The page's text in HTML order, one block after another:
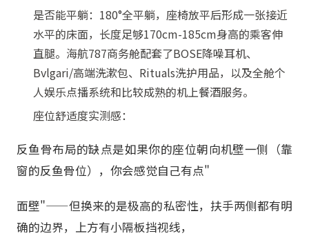
是否能平躺：180°全平躺，座椅放平后形成一张接近
水平的床面，长度足够170cm-185cm身高的乘客伸
直腿。海航787商务舱配套了BOSE降噪耳机、
Bvlgari/高端洗漱包、Rituals洗护用品，以及全舱个
人娱乐点播系统和比较成熟的机上餐酒服务。
座位舒适度实测感：
反鱼骨布局的缺点是如果你的座位朝向机壁一侧（靠
窗的反鱼骨位），你会感觉自己有点"
面壁"——但换来的是极高的私密性，扶手两侧都有明
确的边界，上方有小隔板挡视线，